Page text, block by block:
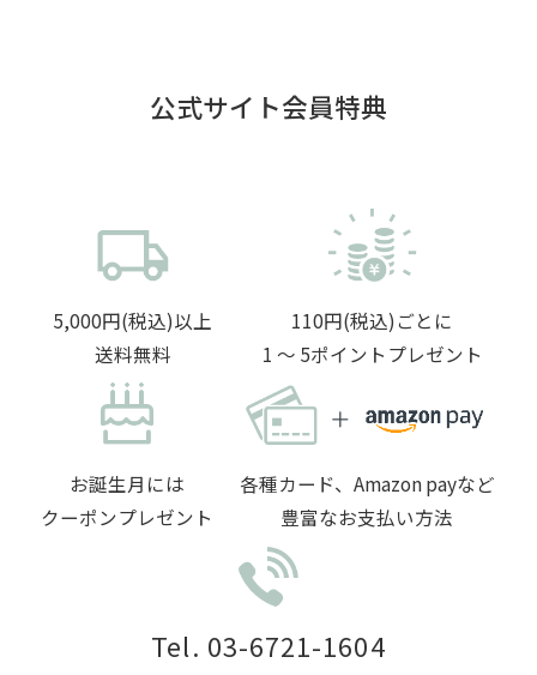
公式サイト会員特典
5,000円(税込)以上
送料無料
110円(税込)ごとに
1 〜 5ポイントプレゼント
お誕生月には
クーポンプレゼント
各種カード、Amazon payなど
豊富なお支払い方法
Tel. 03-6721-1604